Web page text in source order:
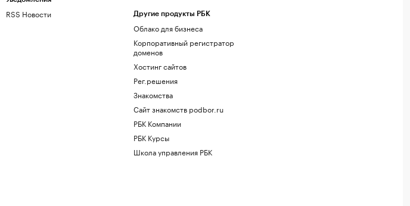
RSS Новости Другие продукты РБК
Облако для бизнеса
Корпоративный регистратор
доменов
Хостинг сайтов
Рег.решения
Знакомства
Сайт знакомств podbor.ru
РБК Компании
РБК Курсы
Школа управления РБК